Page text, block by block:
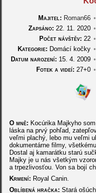
Majitel: Roman66 •
Zapsáno: 22. 11. 2020 •
Počet návštěv: 22 •
Kategorie: Domácí kočky •
Datum narození: 15. 4. 2009 •
Fotek a videí: 27+0 •
O mně: Kocúrika Majkyho
láska na prvý pohľad,
veľmi plachý, lebo mu veľmi
dokumentárne filmy,
Dostal aj kamarátku starú
Majky je u nás všetkým
a trpezlivosťou. Von sa bojí
Krmení: Royal Canin.
Oblíbená hračka: Stará